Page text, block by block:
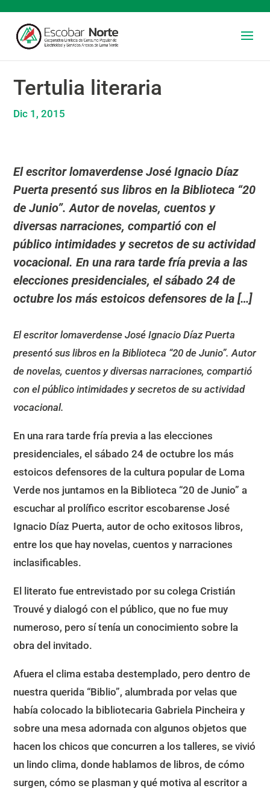
Tertulia literaria
Dic 1, 2015
El escritor lomaverdense José Ignacio Díaz
Puerta presentó sus libros en la Biblioteca “20
de Junio”. Autor de novelas, cuentos y
diversas narraciones, compartió con el
público intimidades y secretos de su actividad
vocacional. En una rara tarde fría previa a las
elecciones presidenciales, el sábado 24 de
octubre los más estoicos defensores de la […]
El escritor lomaverdense José Ignacio Díaz Puerta
presentó sus libros en la Biblioteca “20 de Junio”. Autor
de novelas, cuentos y diversas narraciones, compartió
con el público intimidades y secretos de su actividad
vocacional.
En una rara tarde fría previa a las elecciones
presidenciales, el sábado 24 de octubre los más
estoicos defensores de la cultura popular de Loma
Verde nos juntamos en la Biblioteca “20 de Junio” a
escuchar al prolífico escritor escobarense José
Ignacio Díaz Puerta, autor de ocho exitosos libros,
entre los que hay novelas, cuentos y narraciones
inclasificables.
El literato fue entrevistado por su colega Cristián
Trouvé y dialogó con el público, que no fue muy
numeroso, pero sí tenía un conocimiento sobre la
obra del invitado.
Afuera el clima estaba destemplado, pero dentro de
nuestra querida “Biblio”, alumbrada por velas que
había colocado la bibliotecaria Gabriela Pincheira y
sobre una mesa adornada con algunos objetos que
hacen los chicos que concurren a los talleres, se vivió
un lindo clima, donde hablamos de libros, de cómo
surgen, cómo se plasman y qué motiva al escritor a